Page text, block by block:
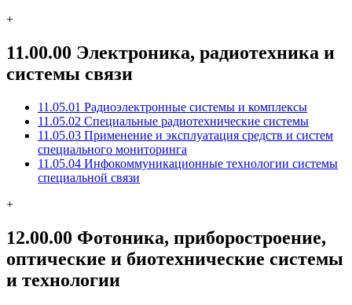
+
11.00.00 Электроника, радиотехника и
системы связи
11.05.01 Радиоэлектронные системы и комплексы
11.05.02 Специальные радиотехнические системы
11.05.03 Применение и эксплуатация средств и систем
специального мониторинга
11.05.04 Инфокоммуникационные технологии системы
специальной связи
+
12.00.00 Фотоника, приборостроение,
оптические и биотехнические системы
и технологии